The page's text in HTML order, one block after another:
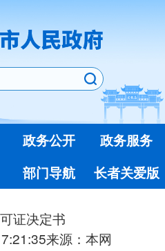
政务公开
政务服务
部门导航
长者关爱版
证决定书
来源：本网